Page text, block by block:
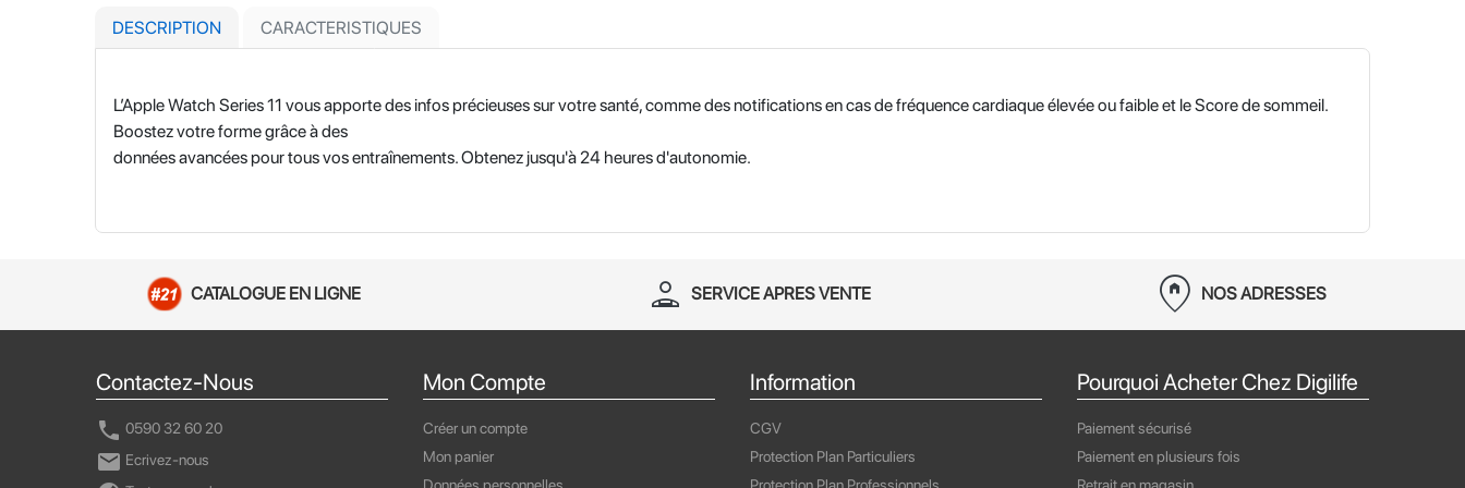
DESCRIPTION CARACTERISTIQUES
L’Apple Watch Series 11 vous apporte des infos précieuses sur votre santé, comme des notifications en cas de fréquence cardiaque élevée ou faible et le Score de sommeil.
Boostez votre forme grâce à des
données avancées pour tous vos entraînements. Obtenez jusqu'à 24 heures d'autonomie.
CATALOGUE EN LIGNE person_apron SERVICE APRES VENTE home_pin NOS ADRESSES
Contactez-Nous
call 0590 32 60 20
mail Ecrivez-nous
Mon Compte
Créer un compte
Mon panier
Information
CGV
Protection Plan Particuliers
Pourquoi Acheter Chez Digilife
Paiement sécurisé
Paiement en plusieurs fois